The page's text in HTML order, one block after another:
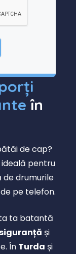
în
de cap?
pentru
de drumurile
pe telefon.
ta batantă
și
În Turda și